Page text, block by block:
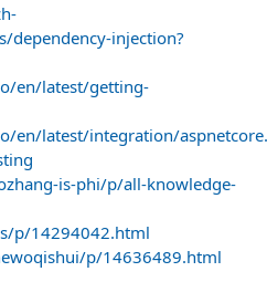
dependency-injection?
en/latest/getting-
en/latest/integration/
is-phi/p/all-knowledge-
p/14294042.html
p/14636489.html